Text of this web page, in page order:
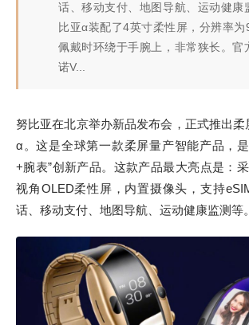
话、移动支付、地图导航、运动健康
比亚α装配了4英寸柔性屏，分辨率为
佩戴时环绕于手腕上，非常狭长。官
诺V...
努比亚在北京举办新品发布会，正式推出
α。这是全球第一款柔屏量产智能产品，
+腕表”创新产品。这款产品最大亮点是：
视角OLED柔性屏，内置摄像头，支持
话、移动支付、地图导航、运动健康监测等。